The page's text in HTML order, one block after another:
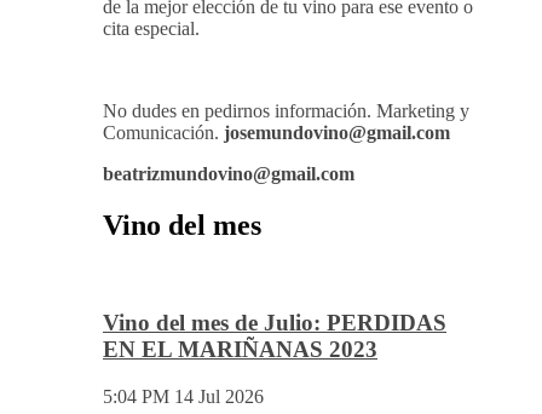
También disponemos de Personal Shopper on-
line , con el cual te podemos asesorar a la hora
Comunicación.josemundovino@gmail.com
beatrizmundovino@gmail.com
EN EL MARIÑANAS 2023